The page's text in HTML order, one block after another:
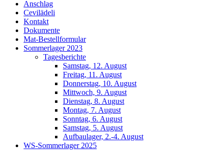
Anschlag
Cevilädeli
Kontakt
Dokumente
Mat-Bestellformular
Sommerlager 2023
Tagesberichte
Samstag, 12. August
Freitag, 11. August
Donnerstag, 10. August
Mittwoch, 9. August
Dienstag, 8. August
Montag, 7. August
Sonntag, 6. August
Samstag, 5. August
Aufbaulager, 2.-4. August
WS-Sommerlager 2025